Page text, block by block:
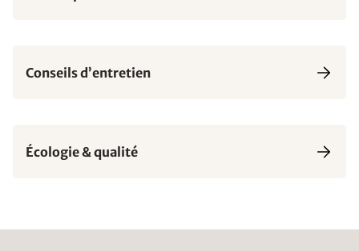
Conseils d’entretien
Écologie & qualité